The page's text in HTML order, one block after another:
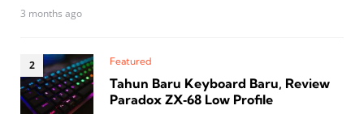
3 months ago
Featured
Tahun Baru Keyboard Baru, Review
Paradox ZX‑68 Low Profile